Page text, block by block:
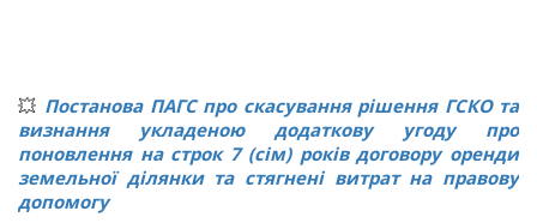
💥 Постанова ПАГС про скасування рішення ГСКО та
визнання укладеною додаткову угоду про
поновлення на строк 7 (сім) років договору оренди
земельної ділянки та стягнені витрат на правову
допомогу